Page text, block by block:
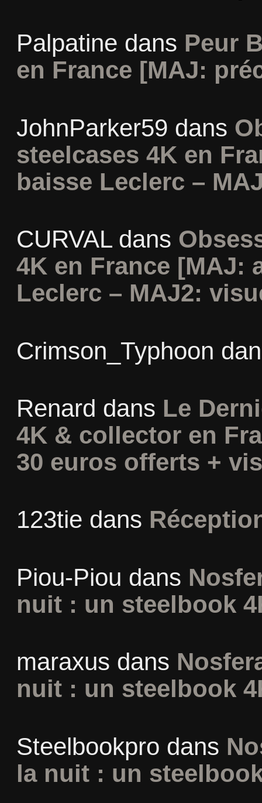
Palpatine dans Peur
en France [MAJ:
JohnParker59 dans
steelcases 4K en
baisse Leclerc –
CURVALdans
4K en France [MAJ:
Leclerc – MAJ2:
Crimson_Typhoon
Renard dans Le
4K & collector en
30 euros offerts +
123tie dans
Piou-Piou dans
nuit : un steelbook
maraxus dans
nuit : un steelbook
Steelbookpro dans
la nuit : un